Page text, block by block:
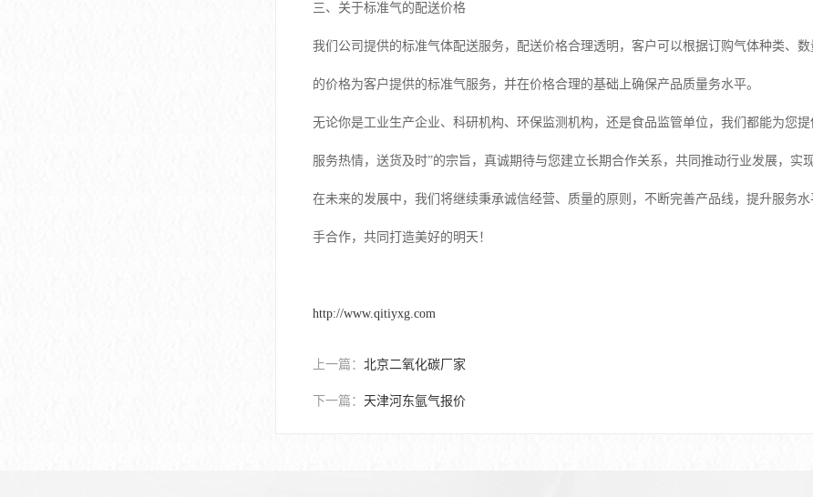
三、关于标准气的配送价格
我们公司提供的标准气体配送服务，配送价格合理透明，客户可以根据订购气体种类、
的价格为客户提供的标准气服务，并在价格合理的基础上确保产品质量务水平。
无论你是工业生产企业、科研机构、环保监测机构，还是食品监管单位，我们都能为您
服务热情，送货及时”的宗旨，真诚期待与您建立长期合作关系，共同推动行业发展，实
在未来的发展中，我们将继续秉承诚信经营、质量的原则，不断完善产品线，提升服务
手合作，共同打造美好的明天！
http://www.qitiyxg.com
上一篇： 北京二氧化碳厂家
下一篇： 天津河东氩气报价